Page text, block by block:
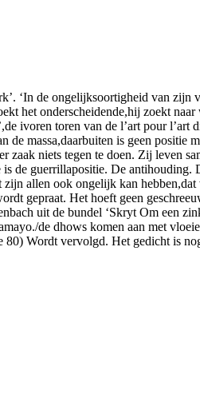
‘In de ongelijksoortigheid van
het onderscheidende,hij zoekt
ivoren toren van de l’art pour l’art
massa,daarbuiten is geen positie
zaak niets tegen te doen. Zij leven
de guerrillapositie. De antihouding.
allen ook ongelijk kan hebben,dat
gepraat. Het hoeft geen
uit de bundel ‘Skryt Om een
de dhows komen aan met
80) Wordt vervolgd. Het gedicht is